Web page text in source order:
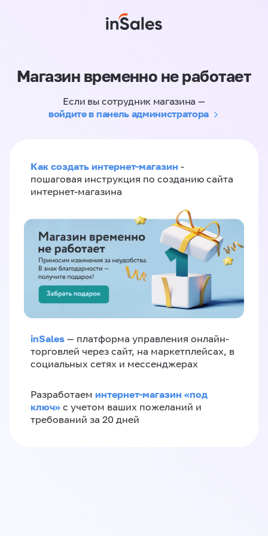
Магазин временно не работает
Если вы сотрудник магазина —
войдите в панель администратора
Как создать интернет-магазин -
пошаговая инструкция по созданию сайта
интернет-магазина
inSales — платформа управления онлайн-
торговлей через сайт, на маркетплейсах, в
социальных сетях и мессенджерах
Разработаем интернет-магазин «‎под
ключ»‎ с учетом ваших пожеланий и
требований за 20 дней